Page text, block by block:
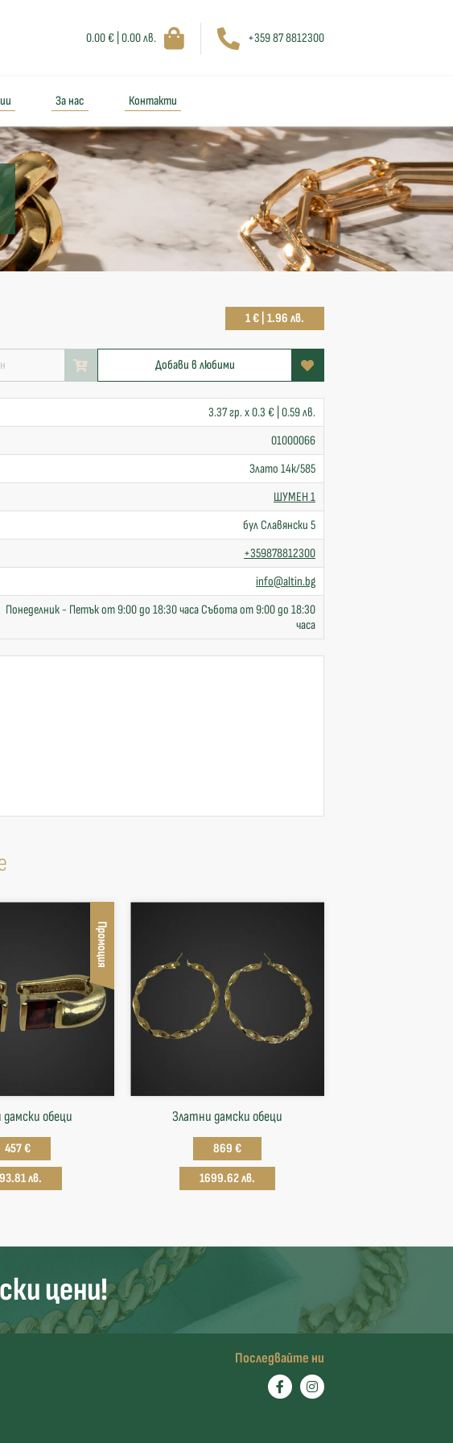
0.00 € | 0.00 лв. +359 87 8812300
За нас Контакти
1 € | 1.96 лв.
Добави в любими
3.37 гр. x 0.3 € | 0.59 лв.
01000066
Злато 14к/585
ШУМЕН 1
бул Славянски 5
+359878812300
info@altin.bg
Понеделник - Петък от 9:00 до 18:30 часа Събота от 9:00 до 18:30
часа
Промоция
обеци
457 €
лв.
Златни дамски обеци
869 €
1699.62 лв.
цени!
Последвайте ни